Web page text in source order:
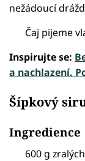
nežádoucí
Čaj pijeme
Inspirujte se:
a nachlazení.
Šípkový
Ingredience
600 g